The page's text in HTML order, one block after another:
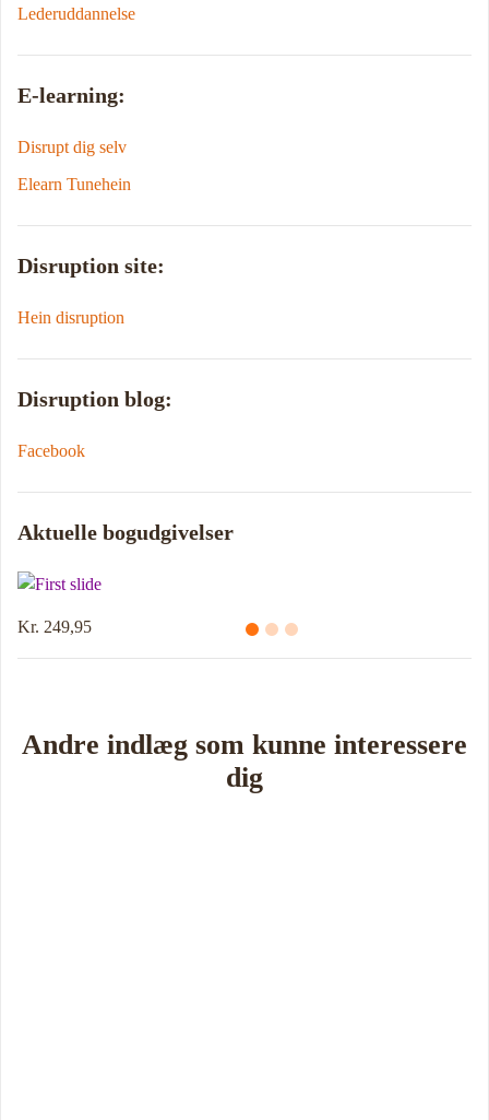
Lederuddannelse
E-learning:
Disrupt dig selv
Elearn Tunehein
Disruption site:
Hein disruption
Disruption blog:
Facebook
Aktuelle bogudgivelser
Kr. 249,95
Andre indlæg som kunne interessere
dig